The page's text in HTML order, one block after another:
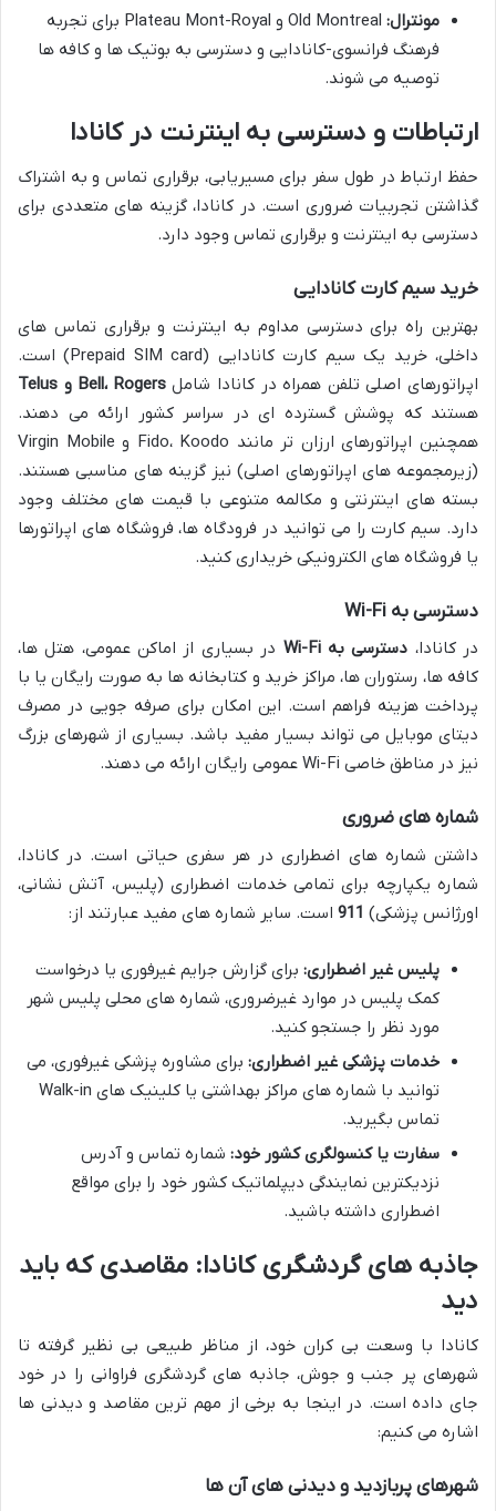
مونترال:
Old Montreal و Plateau Mont-Royal برای تجربه
فرهنگ فرانسوی-کانادایی و دسترسی به بوتیک ها و کافه ها
توصیه می شوند.
ارتباطات و دسترسی به اینترنت در کانادا
حفظ ارتباط در طول سفر برای مسیریابی، برقراری تماس و به اشتراک
گذاشتن تجربیات ضروری است. در کانادا، گزینه های متعددی برای
دسترسی به اینترنت و برقراری تماس وجود دارد.
خرید سیم کارت کانادایی
بهترین راه برای دسترسی مداوم به اینترنت و برقراری تماس های
داخلی، خرید یک سیم کارت کانادایی (Prepaid SIM card) است.
اپراتورهای اصلی تلفن همراه در کانادا شاملBell، Rogers و Telus
هستند که پوشش گسترده ای در سراسر کشور ارائه می دهند.
همچنین اپراتورهای ارزان تر مانند Fido، Koodo و Virgin Mobile
(زیرمجموعه های اپراتورهای اصلی) نیز گزینه های مناسبی هستند.
بسته های اینترنتی و مکالمه متنوعی با قیمت های مختلف وجود
دارد. سیم کارت را می توانید در فرودگاه ها، فروشگاه های اپراتورها
یا فروشگاه های الکترونیکی خریداری کنید.
دسترسی به Wi-Fi
در کانادا، دسترسی به Wi-Fi
در بسیاری از اماکن عمومی، هتل ها،
کافه ها، رستوران ها، مراکز خرید و کتابخانه ها به صورت رایگان یا با
پرداخت هزینه فراهم است. این امکان برای صرفه جویی در مصرف
دیتای موبایل می تواند بسیار مفید باشد. بسیاری از شهرهای بزرگ
نیز در مناطق خاصی Wi-Fi عمومی رایگان ارائه می دهند.
شماره های ضروری
داشتن شماره های اضطراری در هر سفری حیاتی است. در کانادا،
شماره یکپارچه برای تمامی خدمات اضطراری (پلیس، آتش نشانی،
اورژانس پزشکی) 911 است. سایر شماره های مفید عبارتند از:
پلیس غیر اضطراری: برای گزارش جرایم غیرفوری یا درخواست
کمک پلیس در موارد غیرضروری، شماره های محلی پلیس شهر
مورد نظر را جستجو کنید.
خدمات پزشکی غیر اضطراری: برای مشاوره پزشکی غیرفوری، می
توانید با شماره های مراکز بهداشتی یا کلینیک های Walk-in
تماس بگیرید.
سفارت یا کنسولگری کشور خود: شماره تماس و آدرس
نزدیکترین نمایندگی دیپلماتیک کشور خود را برای مواقع
اضطراری داشته باشید.
جاذبه های گردشگری کانادا: مقاصدی که باید
دید
کانادا با وسعت بی کران خود، از مناظر طبیعی بی نظیر گرفته تا
شهرهای پر جنب و جوش، جاذبه های گردشگری فراوانی را در خود
جای داده است. در اینجا به برخی از مهم ترین مقاصد و دیدنی ها
اشاره می کنیم:
شهرهای پربازدید و دیدنی های آن ها